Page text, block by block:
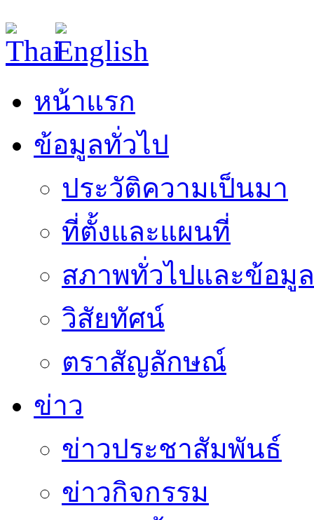
หน้าแรก
ข้อมูลทั่วไป
ประวัติความเป็นมา
ที่ตั้งและแผนที่
สภาพทั่วไปและข้อมู
วิสัยทัศน์
ตราสัญลักษณ์
ข่าว
ข่าวประชาสัมพันธ์
ข่าวกิจกรรม